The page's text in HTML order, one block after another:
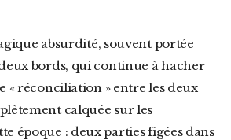
bords, qui continue à hacher
« réconciliation » entre les deux
calquée sur les
époque : deux parties figées dans